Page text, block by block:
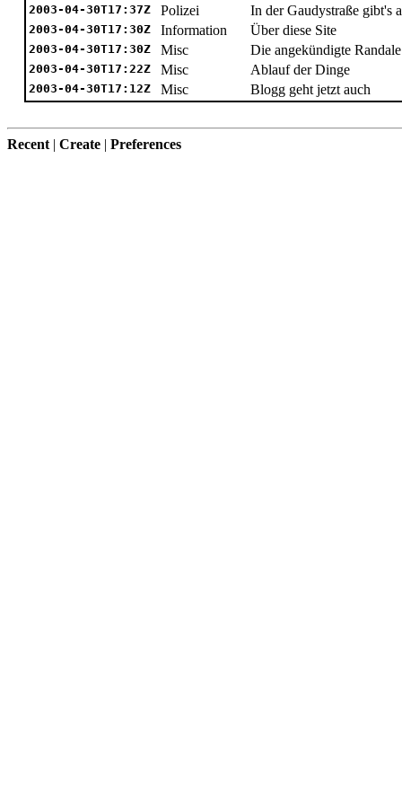
2003-04-30T17:37Z Polizei In der Gaudystraße gibt's
2003-04-30T17:30Z Information Über diese Site
2003-04-30T17:30Z Misc Die angekündigte
2003-04-30T17:22Z Misc Ablauf der Dinge
2003-04-30T17:12Z Misc Blogg geht jetzt auch
Recent | Create | Preferences